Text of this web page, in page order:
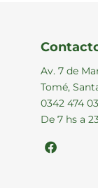
Av. 7 de
Tomé,
0342 474
De 7 hs a